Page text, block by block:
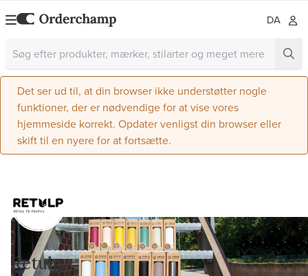
DA
Det ser ud til, at din browser ikke understøtter nogle
funktioner, der er nødvendige for at vise vores
hjemmeside korrekt. Opdater venligst din browser eller
skift til en nyere for at fortsætte.
Retulp